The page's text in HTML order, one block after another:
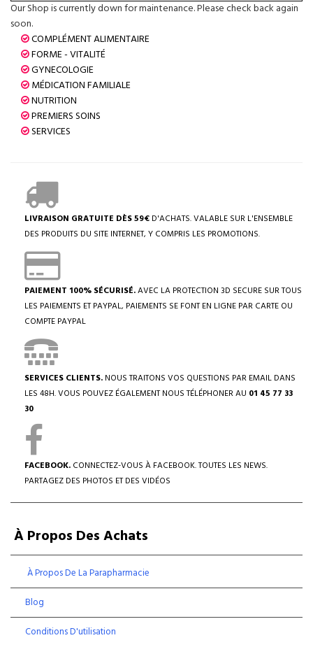
Our Shop is currently down for maintenance. Please check back again
soon.
COMPLÉMENT ALIMENTAIRE
FORME - VITALITÉ
GYNECOLOGIE
MÉDICATION FAMILIALE
NUTRITION
PREMIERS SOINS
SERVICES
LIVRAISON GRATUITE DÈS 59€ D'ACHATS. VALABLE SUR L'ENSEMBLE
DES PRODUITS DU SITE INTERNET, Y COMPRIS LES PROMOTIONS.
PAIEMENT 100% SÉCURISÉ.AVEC LA PROTECTION 3D SECURE SUR TOUS
LES PAIEMENTS ET PAYPAL, PAIEMENTS SE FONT EN LIGNE PAR CARTE OU
COMPTE PAYPAL
SERVICES CLIENTS. NOUS TRAITONS VOS QUESTIONS PAR EMAIL DANS
LES 48H. VOUS POUVEZ ÉGALEMENT NOUS TÉLÉPHONER AU 01 45 77 33
30
FACEBOOK. CONNECTEZ-VOUS À FACEBOOK. TOUTES LES NEWS.
PARTAGEZ DES PHOTOS ET DES VIDÉOS
À Propos Des Achats
À Propos De La Parapharmacie
Blog
Conditions D'utilisation